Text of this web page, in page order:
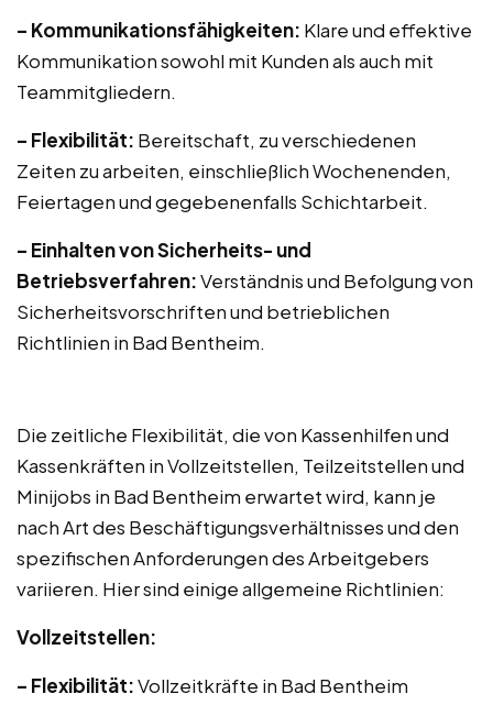
– Kommunikationsfähigkeiten: Klare und effektive
Kommunikation sowohl mit Kunden als auch mit
Teammitgliedern.
– Flexibilität: Bereitschaft, zu verschiedenen
Zeiten zu arbeiten, einschließlich Wochenenden,
Feiertagen und gegebenenfalls Schichtarbeit.
– Einhalten von Sicherheits- und
Betriebsverfahren:Verständnis und Befolgung von
Sicherheitsvorschriften und betrieblichen
Richtlinien in Bad Bentheim.
Die zeitliche Flexibilität, die von Kassenhilfen und
Kassenkräften in Vollzeitstellen, Teilzeitstellen und
Minijobs in Bad Bentheim erwartet wird, kann je
nach Art des Beschäftigungsverhältnisses und den
spezifischen Anforderungen des Arbeitgebers
variieren. Hier sind einige allgemeine Richtlinien:
Vollzeitstellen:
– Flexibilität:Vollzeitkräfte in Bad Bentheim